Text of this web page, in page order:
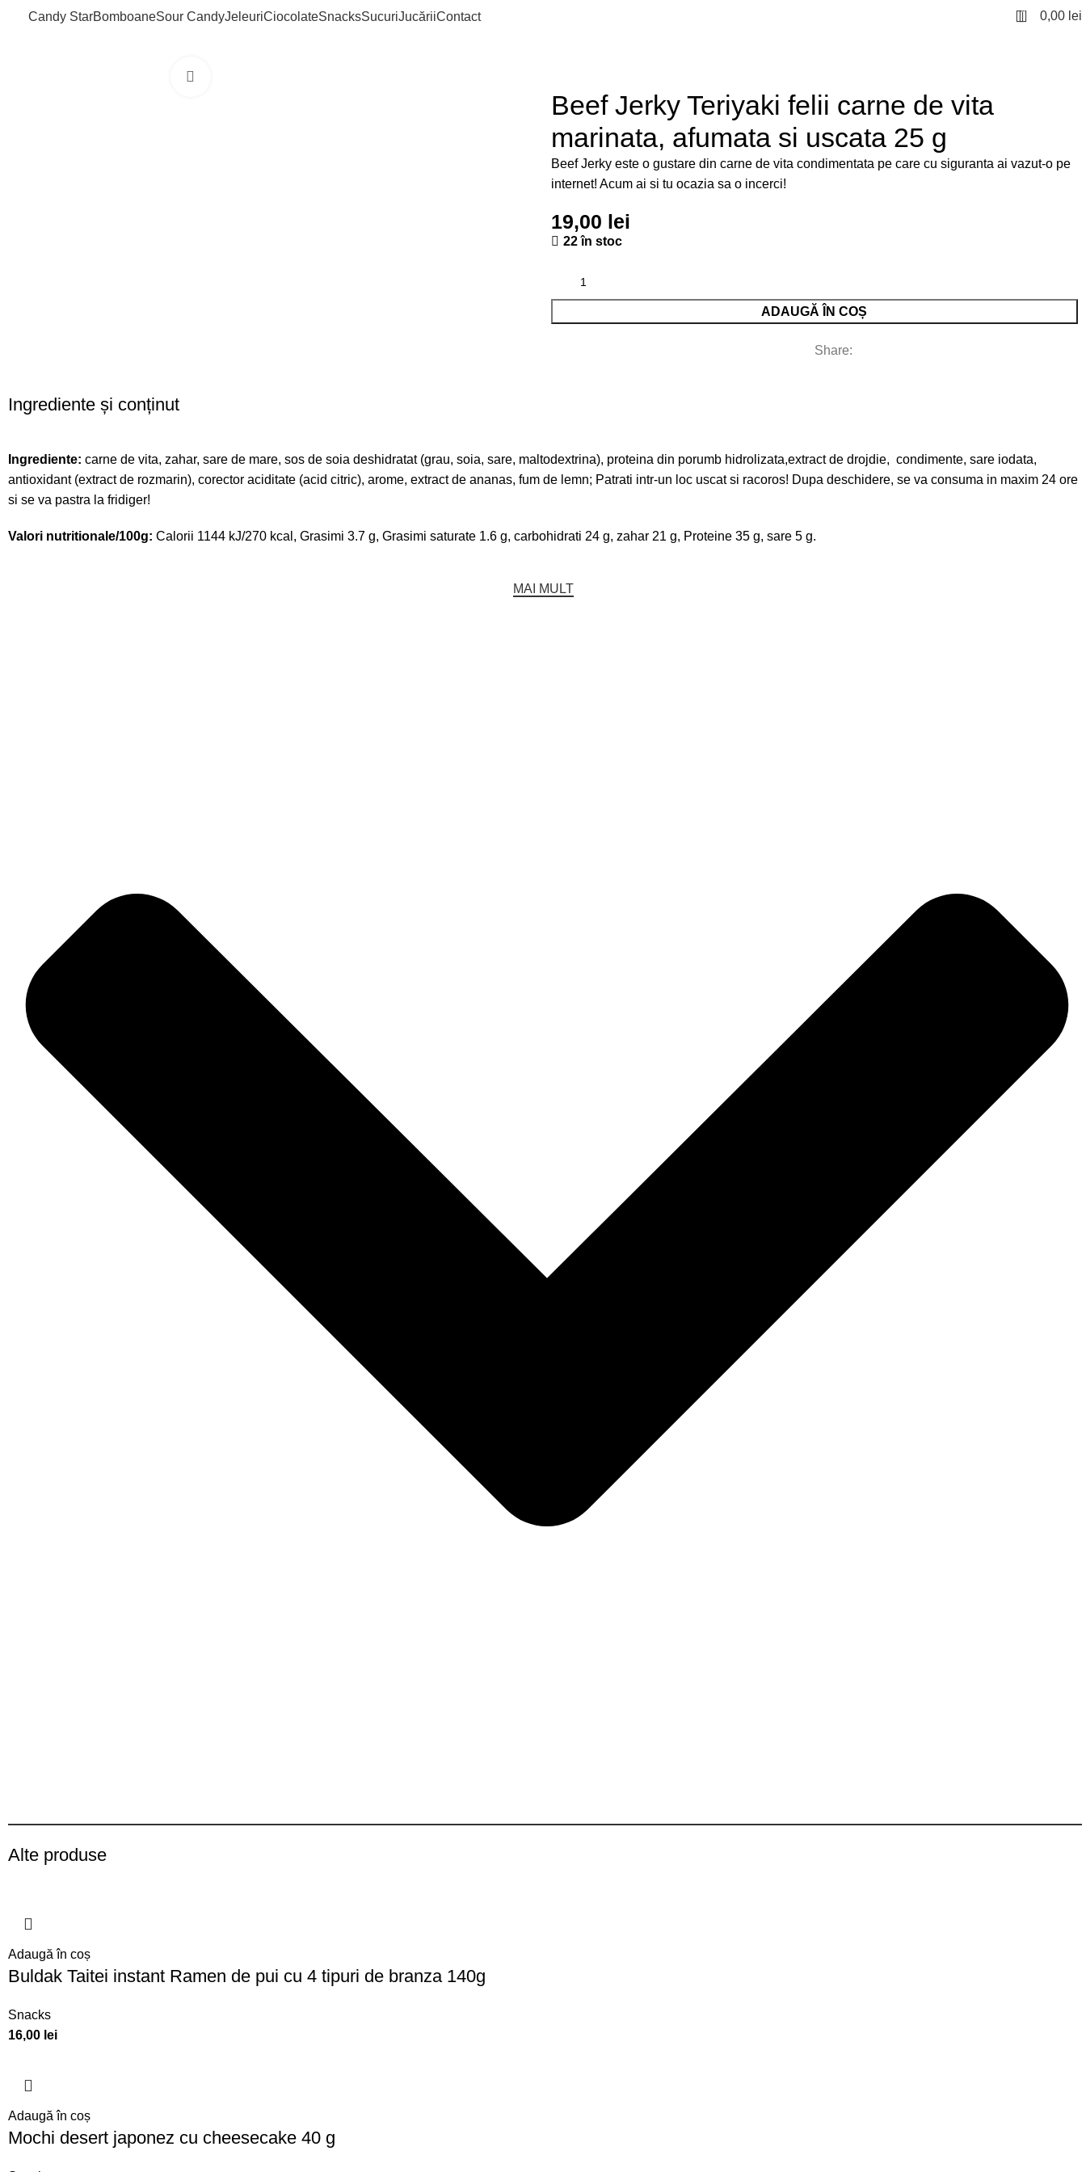
Candy StarBomboaneSour CandyJeleuriCiocolateSnacksSucuriJucăriiContact 0 0,00 lei
Beef Jerky Teriyaki felii carne de vita
marinata, afumata si uscata 25 g
Beef Jerky este o gustare din carne de vita condimentata pe care cu siguranta ai vazut-o pe
internet! Acum ai si tu ocazia sa o incerci!
19,00 lei
22 în stoc
ADAUGĂ ÎN COȘ
Share:
Ingrediente și conținut
Ingrediente: carne de vita, zahar, sare de mare, sos de soia deshidratat (grau, soia, sare, maltodextrina), proteina din porumb hidrolizata,extract de drojdie, condimente, sare iodata,
antioxidant (extract de rozmarin), corector aciditate (acid citric), arome, extract de ananas, fum de lemn; Patrati intr-un loc uscat si racoros! Dupa deschidere, se va consuma in maxim 24 ore
si se va pastra la fridiger!
Valori nutritionale/100g: Calorii 1144 kJ/270 kcal, Grasimi 3.7 g, Grasimi saturate 1.6 g, carbohidrati 24 g, zahar 21 g, Proteine 35 g, sare 5 g.
MAI MULT
Alte produse
Adaugă în coș
Buldak Taitei instant Ramen de pui cu 4 tipuri de branza 140g
Snacks
16,00 lei
Adaugă în coș
Mochi desert japonez cu cheesecake 40 g